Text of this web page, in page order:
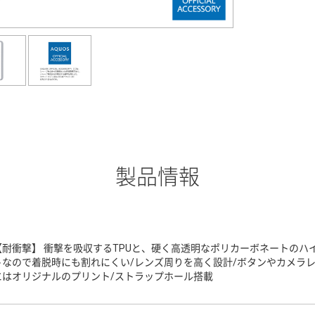
製品情報
耐衝撃】 衝撃を吸収するTPUと、硬く高透明なポリカーボネートの
なので着脱時にも割れにくい/レンズ周りを高く設計/ボタンやカメラ
はオリジナルのプリント/ストラップホール搭載